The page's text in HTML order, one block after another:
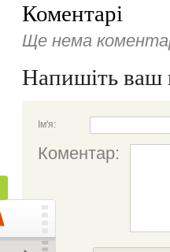
Коментарі
Ще нема
Напишіть ваш
Ім'я:
Коментар: